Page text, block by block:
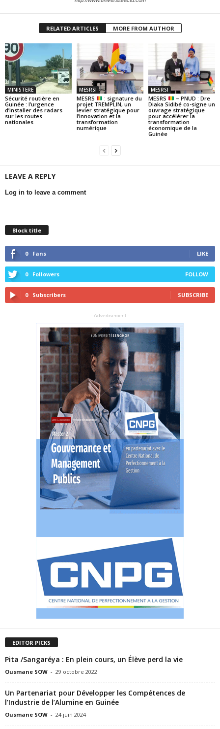
RELATED ARTICLES MORE FROM AUTHOR
MINISTERE
Sécurité routière en
Guinée : l’urgence
d’installer des radars
sur les routes
nationales
MESRSI
MESRS
: signature du
projet TREMPLIN, un
levier stratégique pour
l’innovation et la
transformation
numérique
MESRSI
MESRS
– PNUD : Dre
Diaka Sidibé co-signe un
ouvrage stratégique
pour accélérer la
transformation
économique de la
Guinée
LEAVE A REPLY
Log in to leave a comment
Block title
0 Fans LIKE
0 Followers FOLLOW
0 Subscribers SUBSCRIBE
- Advertisement -
EDITOR PICKS
Pita /Sangaréya : En plein cours, un Élève perd la vie
Ousmane SOW - 29 octobre 2022
Un Partenariat pour Développer les Compétences de
l’Industrie de l’Alumine en Guinée
Ousmane SOW - 24 juin 2024